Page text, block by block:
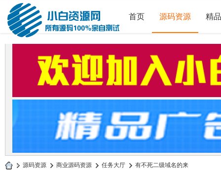
首页 源码资源 精
» 源码资源 › 商业源码资源 › 任务大厅 › 有不死二级域名的来